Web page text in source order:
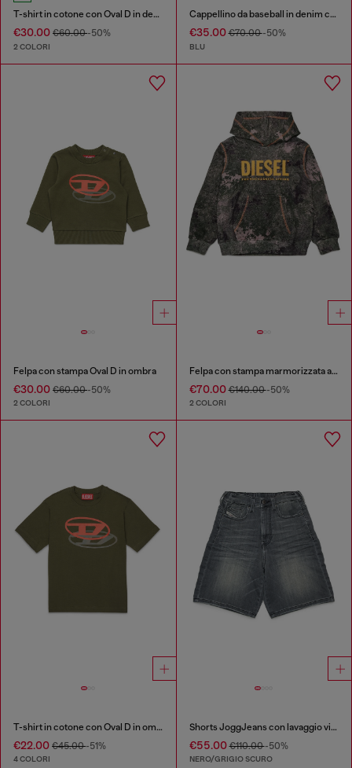
T-shirt in cotone con Oval D in denim
€30.00 €60.00-50%
2 COLORI
Cappellino da baseball in denim con D ricamata
€35.00€70.00-50%
BLU
Felpa con stampa Oval D in ombra
€30.00 €60.00-50%
2 COLORI
Felpa con stampa marmorizzata all-over
€70.00€140.00-50%
2 COLORI
T-shirt in cotone con Oval D in ombra
€22.00 €45.00-51%
4 COLORI
Shorts JoggJeans con lavaggio vissuto
€55.00€110.00-50%
NERO/GRIGIO SCURO